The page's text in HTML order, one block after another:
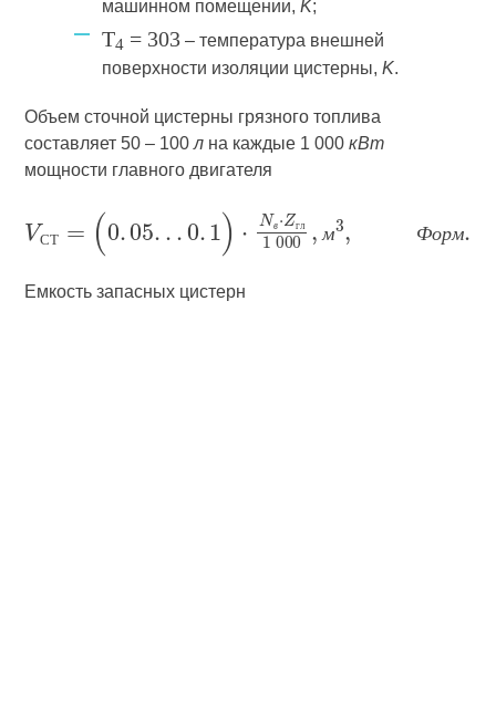
машинном помещении,K;
T4 = 303 – температура внешней
поверхности изоляции цистерны,K.
Объем сточной цистерны грязного топлива
составляет 50 – 100л на каждые 1 000кВт
мощности главного двигателя
С Т
м Ф орм
Емкость запасных цистерн